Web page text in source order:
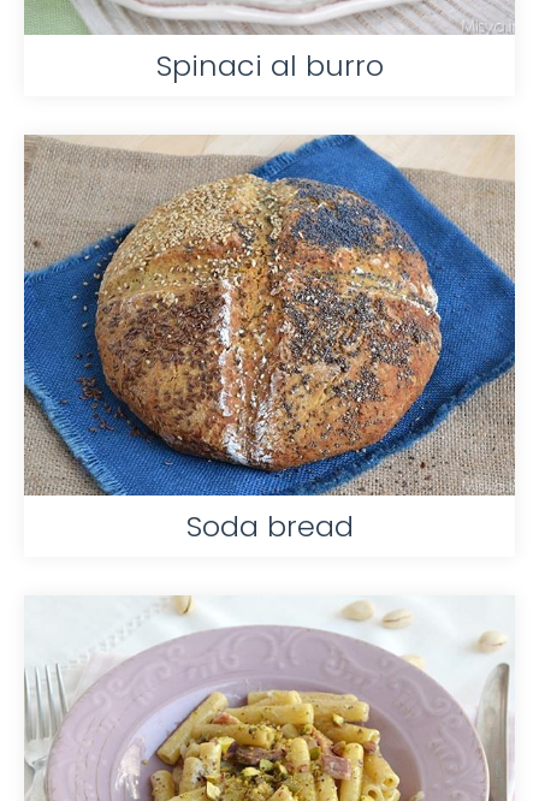
Spinaci al burro
Soda bread